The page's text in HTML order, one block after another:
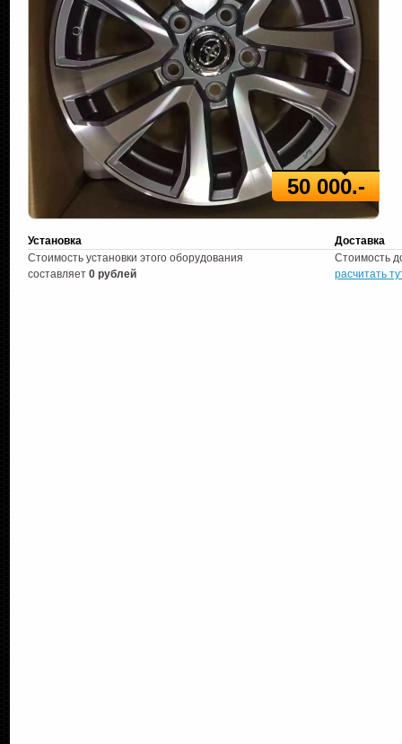
50 000.-
Установка
Доставка
Стоимость установки этого оборудования
составляет 0 рублей
Стоимость
расчитать